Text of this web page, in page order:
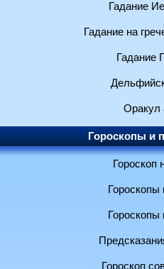
Гадание
Гадание на
Гадание
Оракул
Гороскопы и
Гороскоп
Гороскопы
Гороскопы
Гороскоп